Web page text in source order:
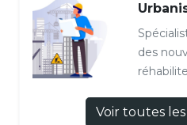
des
Voir toutes